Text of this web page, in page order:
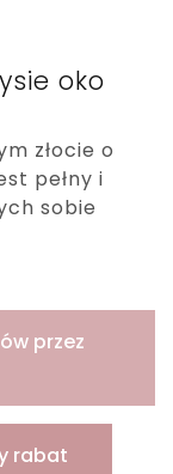
oko
złocie o
pełny i
sobie
przez
rabat